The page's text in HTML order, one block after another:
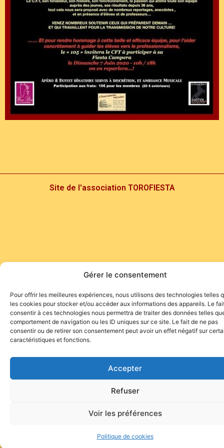
Gérer le consentement
Pour offrir les meilleures expériences, nous utilisons des technologies telles
les cookies pour stocker et/ou accéder aux informations des appareils. Le
consentir à ces technologies nous permettra de traiter des données telles
comportement de navigation ou les ID uniques sur ce site. Le fait de ne pas
consentir ou de retirer son consentement peut avoir un effet négatif sur
caractéristiques et fonctions.
Accepter
Refuser
Voir les préférences
Politique de cookies
Site de l'association TOROFIESTA